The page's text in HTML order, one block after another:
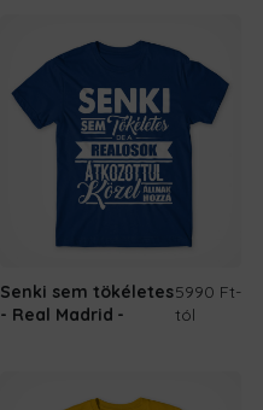
Senki sem tökéletes
- Real Madrid
5990 Ft-
tól